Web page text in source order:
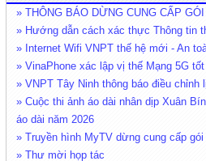
» THÔNG BÁO DỪNG CUNG CẤP
» Hướng dẫn cách xác thực Thông tin
» Internet Wifi VNPT thế hệ mới - An
» VinaPhone xác lập vị thế Mạng 5G
» VNPT Tây Ninh thông báo điều
» Cuộc thi ảnh áo dài nhân dịp Xuân
áo dài năm 2026
» Truyền hình MyTV dừng cung cấp gói
» Thư mời họp tác